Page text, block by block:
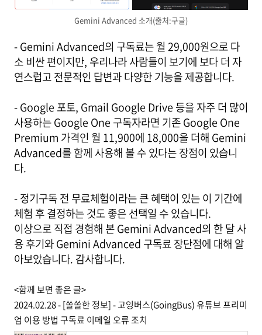
Gemini Advanced 소개(출처:구글)
- Gemini Advanced의 구독료는 월 29,000원으로 다
소 비싼 편이지만, 우리나라 사람들이 보기에 보다 더 자
연스럽고 전문적인 답변과 다양한 기능을 제공합니다.
- Google 포토, Gmail Google Drive 등을 자주 더 많이
사용하는 Google One 구독자라면 기존 Google One
Premium 가격인 월 11,900에 18,000을 더해 Gemini
Advanced를 함께 사용해 볼 수 있다는 장점이 있습니
다.
- 정기구독 전 무료체험이라는 큰 혜택이 있는 이 기간에
체험 후 결정하는 것도 좋은 선택일 수 있습니다.
이상으로 직접 경험해 본 Gemini Advanced의 한 달 사
용 후기와 Gemini Advanced 구독료 장단점에 대해 알
아보았습니다. 감사합니다.
<함께 보면 좋은 글>
2024.02.28 - [쏠쏠한 정보] - 고잉버스(GoingBus) 유튜브 프리미
엄 이용 방법 구독료 이메일 오류 조치